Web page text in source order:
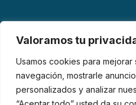
Valoramos tu
Usamos cookies para
navegación, mostrarle
personalizados y analizar
© 2026 AFIBROM. Todos